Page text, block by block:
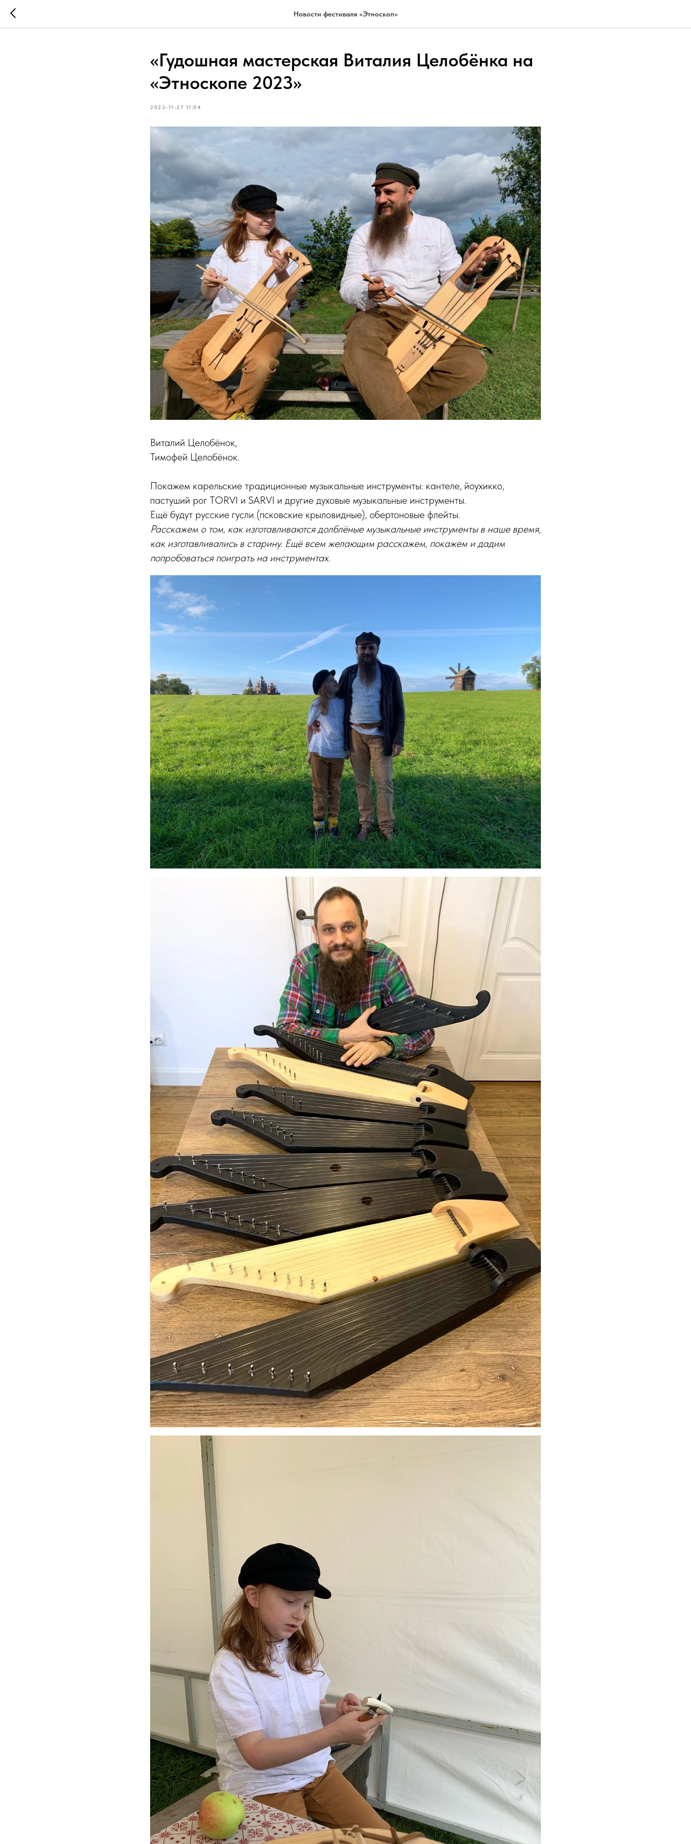
Новости фестиваля «Этноскоп»
«Гудошная мастерская Виталия Целобёнка на
«Этноскопе 2023»
2023-11-27 11:04
Виталий Целобёнок,
Тимофей Целобёнок.
Покажем карельские традиционные музыкальные инструменты: кантеле, йоухикко,
пастуший рог TORVI и SARVI и другие духовые музыкальные инструменты.
Ещё будут русские гусли (псковские крыловидные), обертоновые флейты.
Расскажем о том, как изготавливаются долблёные музыкальные инструменты в наше время,
как изготавливались в старину. Ещё всем желающим расскажем, покажем и дадим
попробоваться поиграть на инструментах.